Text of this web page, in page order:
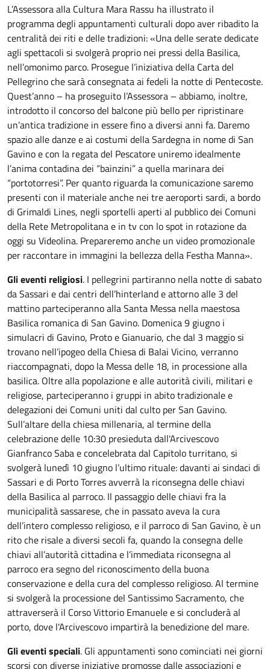
L’Assessora alla Cultura Mara Rassu ha illustrato il
programma degli appuntamenti culturali dopo aver ribadito la
centralità dei riti e delle tradizioni: «Una delle serate dedicate
agli spettacoli si svolgerà proprio nei pressi della Basilica,
nell’omonimo parco. Prosegue l’iniziativa della Carta del
Pellegrino che sarà consegnata ai fedeli la notte di Pentecoste.
Quest’anno – ha proseguito l’Assessora – abbiamo, inoltre,
introdotto il concorso del balcone più bello per ripristinare
un’antica tradizione in essere fino a diversi anni fa. Daremo
spazio alle danze e ai costumi della Sardegna in nome di San
Gavino e con la regata del Pescatore uniremo idealmente
l’anima contadina dei “bainzini” a quella marinara dei
“portotorresi”. Per quanto riguarda la comunicazione saremo
presenti con il materiale anche nei tre aeroporti sardi, a bordo
di Grimaldi Lines, negli sportelli aperti al pubblico dei Comuni
della Rete Metropolitana e in tv con lo spot in rotazione da
oggi su Videolina. Prepareremo anche un video promozionale
per raccontare in immagini la bellezza della Festha Manna».
Gli eventi religiosi. I pellegrini partiranno nella notte di sabato
da Sassari e dai centri dell’hinterland e attorno alle 3 del
mattino parteciperanno alla Santa Messa nella maestosa
Basilica romanica di San Gavino. Domenica 9 giugno i
simulacri di Gavino, Proto e Gianuario, che dal 3 maggio si
trovano nell’ipogeo della Chiesa di Balai Vicino, verranno
riaccompagnati, dopo la Messa delle 18, in processione alla
basilica. Oltre alla popolazione e alle autorità civili, militari e
religiose, parteciperanno i gruppi in abito tradizionale e
delegazioni dei Comuni uniti dal culto per San Gavino.
Sull’altare della chiesa millenaria, al termine della
celebrazione delle 10:30 presieduta dall'Arcivescovo
Gianfranco Saba e concelebrata dal Capitolo turritano, si
svolgerà lunedì 10 giugno l’ultimo rituale: davanti ai sindaci di
Sassari e di Porto Torres avverrà la riconsegna delle chiavi
della Basilica al parroco. Il passaggio delle chiavi fra la
municipalità sassarese, che in passato aveva la cura
dell’intero complesso religioso, e il parroco di San Gavino, è un
rito che risale a diversi secoli fa, quando la consegna delle
chiavi all’autorità cittadina e l’immediata riconsegna al
parroco era segno del riconoscimento della buona
conservazione e della cura del complesso religioso. Al termine
si svolgerà la processione del Santissimo Sacramento, che
attraverserà il Corso Vittorio Emanuele e si concluderà al
porto, dove l'Arcivescovo impartirà la benedizione del mare.
Gli eventi speciali. Gli appuntamenti sono cominciati nei giorni
scorsi con diverse iniziative promosse dalle associazioni e